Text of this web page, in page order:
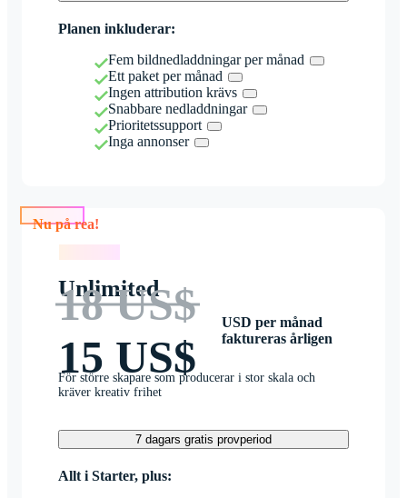
Planen inkluderar:
Fem bildnedladdningar per månad
Ett paket per månad
Ingen attribution krävs
Snabbare nedladdningar
Prioritetssupport
Inga annonser
Nu på rea!
Unlimited
18 US$
15 US$
USD per månad
faktureras årligen
För större skapare som producerar i stor skala och
kräver kreativ frihet
7 dagars gratis provperiod
Allt i Starter, plus: